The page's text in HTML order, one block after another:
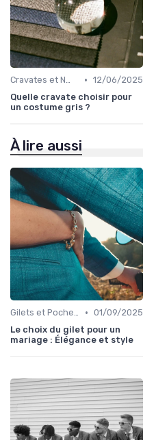
Cravates et Nœuds Papillon • 12/06/2025
Quelle cravate choisir pour
un costume gris ?
À lire aussi
Gilets et Pochettes • 01/09/2025
Le choix du gilet pour un
mariage : Élégance et style